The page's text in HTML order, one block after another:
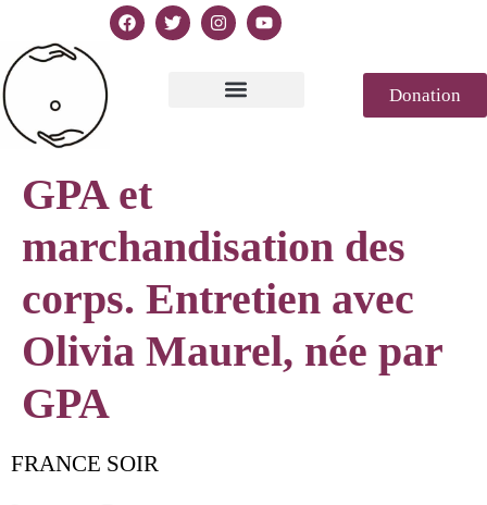
Donation
GPA et
marchandisation des
corps. Entretien avec
Olivia Maurel, née par
GPA
FRANCE SOIR